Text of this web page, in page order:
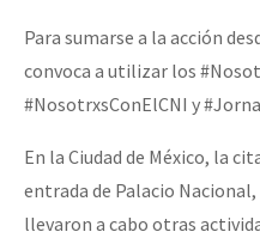
Para sumarse a la acción
convoca a utilizar los
#NosotrxsConElCNI y
En la Ciudad de México, la
entrada de Palacio
llevaron a cabo otras